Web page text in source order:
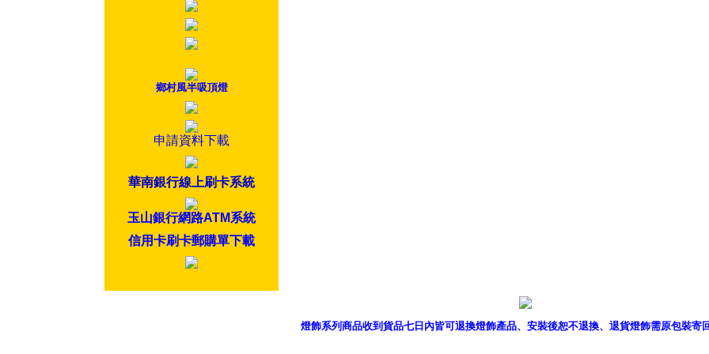
鄉村風半吸頂燈
申請資料下載
華南銀行線上刷卡系統
玉山銀行網路ATM系統
信用卡刷卡郵購單下載
燈飾系列商品收到貨品七日內皆可退換燈飾產品、安裝後恕不退換、退貨燈飾需原包裝寄